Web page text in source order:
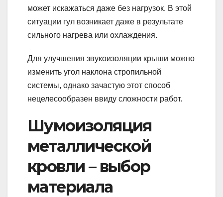
может искажаться даже без нагрузок. В этой
ситуации гул возникает даже в результате
сильного нагрева или охлаждения.
Для улучшения звукоизоляции крыши можно
изменить угол наклона стропильной
системы, однако зачастую этот способ
нецелесообразен ввиду сложности работ.
Шумоизоляция
металлической
кровли – выбор
материала